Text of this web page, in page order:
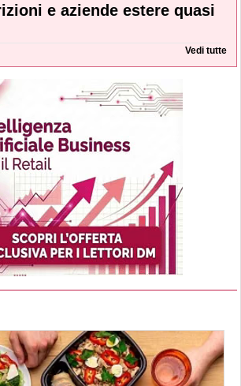
e aziende estere quasi
Vedi tutte